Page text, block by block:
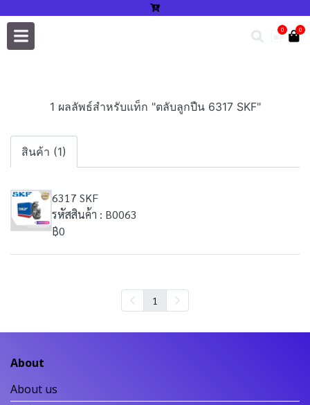
0 0
1 ผลลัพธ์สำหรับแท็ก "ตลับลูกปืน 6317 SKF"
สินค้า (1)
6317 SKF
รหัสสินค้า : B0063
฿0
1
About
About us